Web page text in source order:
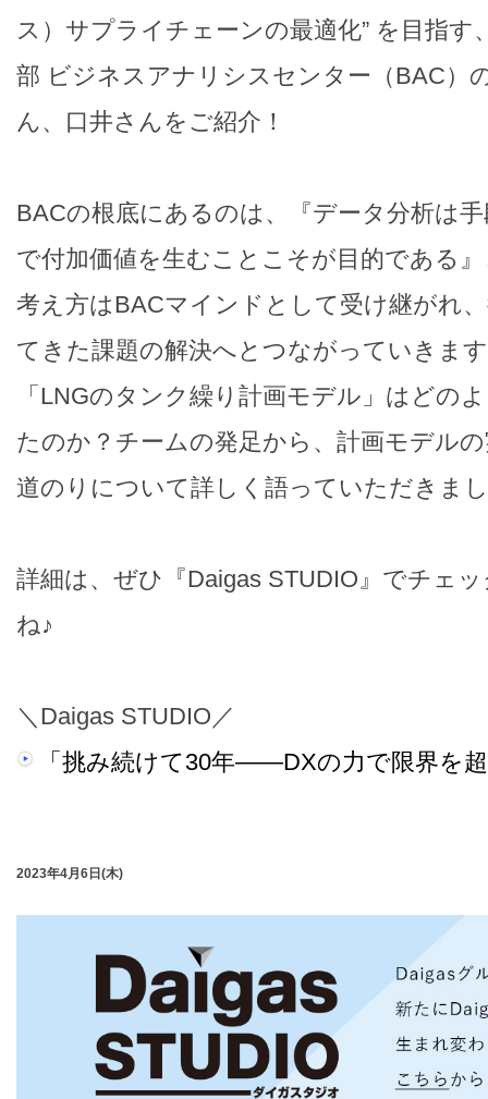
ス）サプライチェーンの最適化” を目指す
部 ビジネスアナリシスセンター（BAC）
ん、口井さんをご紹介！
BACの根底にあるのは、『データ分析は
で付加価値を生むことこそが目的である
考え方はBACマインドとして受け継がれ
てきた課題の解決へとつながっていきま
「LNGのタンク繰り計画モデル」はどの
たのか？チームの発足から、計画モデル
道のりについて詳しく語っていただきま
詳細は、ぜひ『Daigas STUDIO』でチェ
ね♪
＼Daigas STUDIO／
「挑み続けて30年――DXの力で限界を
2023年4月6日(木)